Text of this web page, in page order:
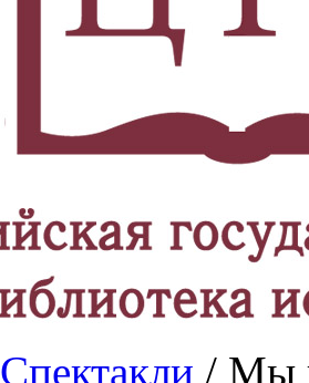
Спектакли / Мы